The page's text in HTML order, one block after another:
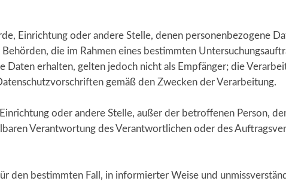
Einrichtung oder andere Stelle, denen personenbezogene
die im Rahmen eines bestimmten
erhalten, gelten jedoch nicht als Empfänger; die
gemäß den Zwecken der Verarbeitung.
oder andere Stelle, außer der betroffenen Person,
Verantwortung des Verantwortlichen oder des
den bestimmten Fall, in informierter Weise und